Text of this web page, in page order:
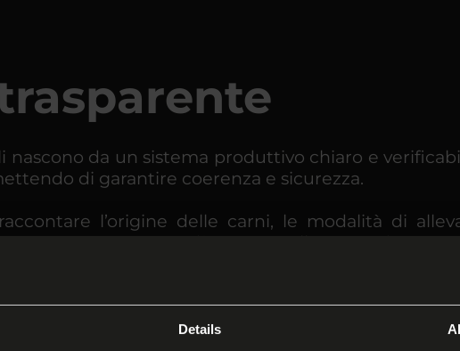
Details
da un sistema produttivo chiaro e
di garantire coerenza e sicurezza.
l’origine delle carni, le modalità di
mercato sempre più attento alla provenienza e